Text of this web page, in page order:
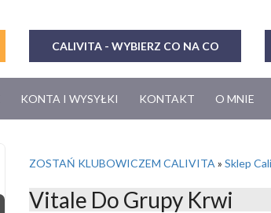
CALIVITA - WYBIERZ CO NA CO
KONTA I WYSYŁKI KONTAKT O MNIE
ZOSTAŃ KLUBOWICZEM CALIVITA » Sklep
Vitale Do Grupy Krwi